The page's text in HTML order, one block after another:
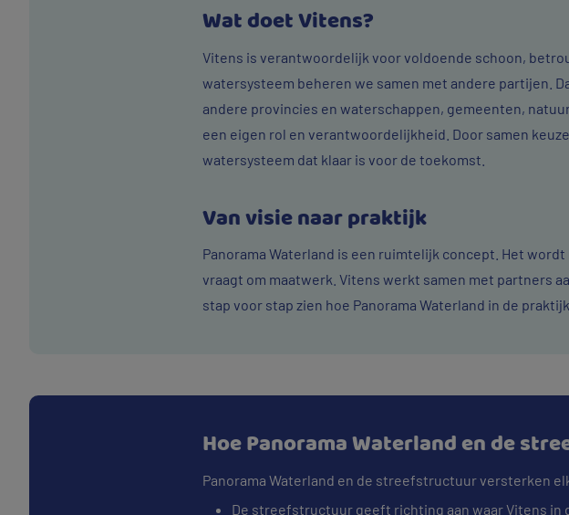
Wat doet Vitens?
Vitens is verantwoordelijk voor voldoende schoon,
watersysteem beheren we samen met andere partijen.
andere provincies en waterschappen, gemeenten,
een eigen rol en verantwoordelijkheid. Door samen
watersysteem dat klaar is voor de toekomst.
Van visie naar praktijk
Panorama Waterland is een ruimtelijk concept. Het
vraagt om maatwerk. Vitens werkt samen met partners
stap voor stap zien hoe Panorama Waterland in de
Hoe Panorama Waterland en de
Panorama Waterland en de streefstructuur versterken
De streefstructuur geeft richting aan waar Vitens